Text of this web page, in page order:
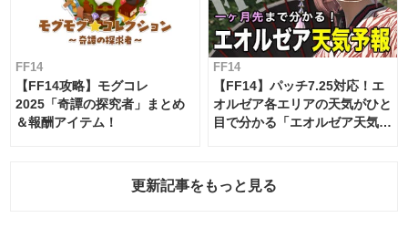
FF14
【FF14攻略】モグコレ
2025「奇譚の探究者」まとめ
＆報酬アイテム！
FF14
【FF14】パッチ7.25対応！エ
オルゼア各エリアの天気がひと
目で分かる「エオルゼア天気予
更新記事をもっと見る